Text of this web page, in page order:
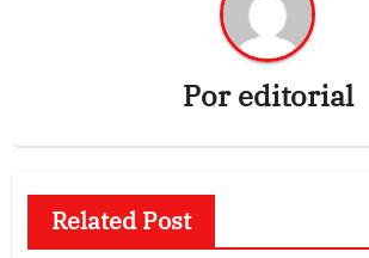
Poreditorial
Related Post